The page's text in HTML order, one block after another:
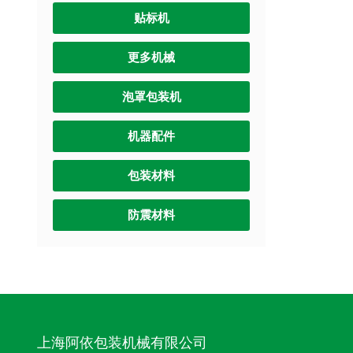
贴标机
更多机械
泡罩包装机
机器配件
包装材料
防震材料
上海阿依包装机械有限公司